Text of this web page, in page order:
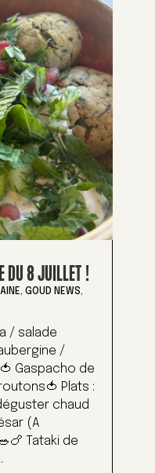
DU 8 JUILLET !
, GOUD NEWS,
/ salade
/
Gaspacho de
Plats :
chaud
(A
Tataki de